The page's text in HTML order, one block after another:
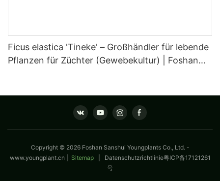
Ficus elastica 'Tineke' – Großhändler für lebende
Pflanzen für Züchter (Gewebekultur) | Foshan
Copyright © 2026 Foshan Sanshui Youngplants Co., Ltd. -
www.youngplant.cn
Sitemap Datenschutzrichtlinie粤ICP备17121261
号